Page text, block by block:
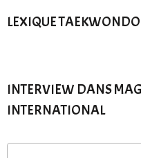
LEXIQUE TAEKWONDO
INTERVIEW DANS
INTERNATIONAL